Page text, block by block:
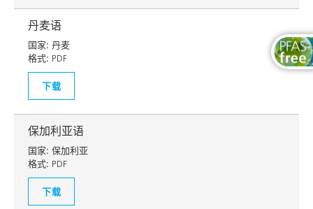
丹麦语
国家: 丹麦
格式: PDF
下载
保加利亚语
国家: 保加利亚
格式: PDF
下载